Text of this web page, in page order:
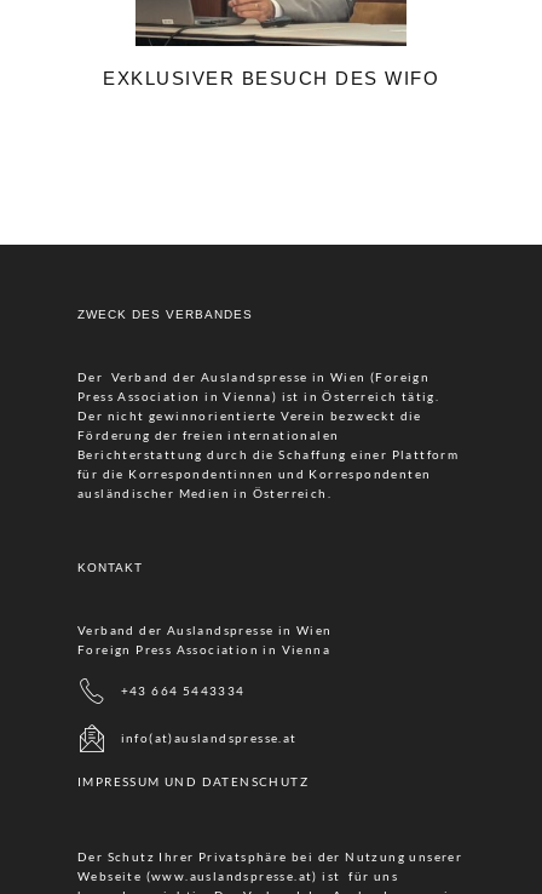
EXKLUSIVER BESUCH DES WIFO
ZWECK DES VERBANDES
Der Verband der Auslandspresse in Wien (Foreign
Press Association in Vienna) ist in Österreich tätig.
Der nicht gewinnorientierte Verein bezweckt die
Förderung der freien internationalen
Berichterstattung durch die Schaffung einer Plattform
für die Korrespondentinnen und Korrespondenten
ausländischer Medien in Österreich.
KONTAKT
Verband der Auslandspresse in Wien
Foreign Press Association in Vienna
+43 664 5443334
info(at)auslandspresse.at
IMPRESSUM UND DATENSCHUTZ
Der Schutz Ihrer Privatsphäre bei der Nutzung unserer
Webseite (www.auslandspresse.at) ist für uns